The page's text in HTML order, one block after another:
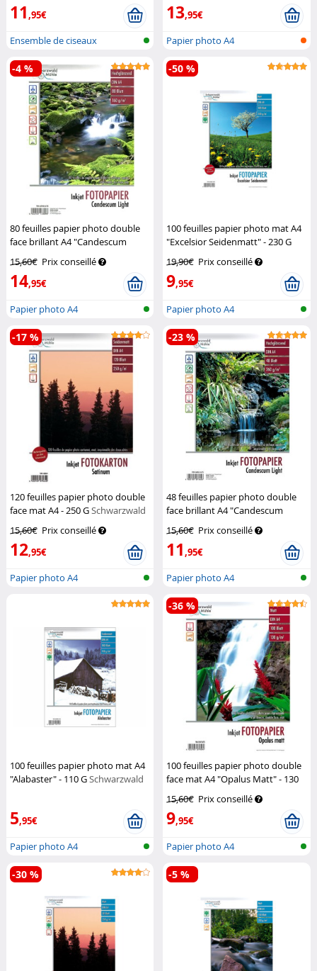
11,95€
Ensemble de ciseaux
13,95€
Papier photo A4
80 feuilles papier photo double
face brillant A4 "Candescum
Schwarzwald
Mülhe
15,60€ Prix conseillé
14,95€
-4 %
Papier photo A4
100 feuilles papier photo mat A4
"Excelsior Seidenmatt" - 230 G
Schwarzwald Mülhe
19,90€ Prix conseillé
9,95€
-50 %
Papier photo A4
120 feuilles papier photo double
face mat A4 - 250 GSchwarzwald
15,60€ Prix conseillé
12,95€
-17 %
Papier photo A4
48 feuilles papier photo double
face brillant A4 "Candescum
Schwarzwald
Mülhe
15,60€ Prix conseillé
11,95€
-23 %
Papier photo A4
100 feuilles papier photo mat A4
"Alabaster" - 110 GSchwarzwald
5,95€
Papier photo A4
100 feuilles papier photo double
face mat A4 "Opalus Matt" - 130
Schwarzwald Mülhe
15,60€ Prix conseillé
9,95€
-36 %
Papier photo A4
-30 % -5 %